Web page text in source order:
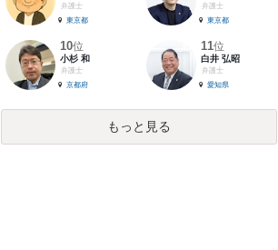
弁護士
東京都
弁護士
東京都
10位
小杉 和
弁護士
京都府
11位
白井 弘昭
弁護士
愛知県
もっと見る